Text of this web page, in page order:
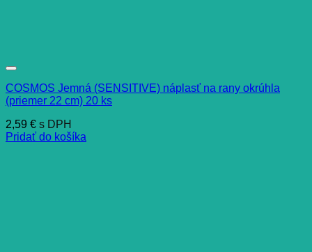
COSMOS Jemná (SENSITIVE) náplasť na rany okrúhla
(priemer 22 cm) 20 ks
2,59 € s DPH
Pridať do košíka